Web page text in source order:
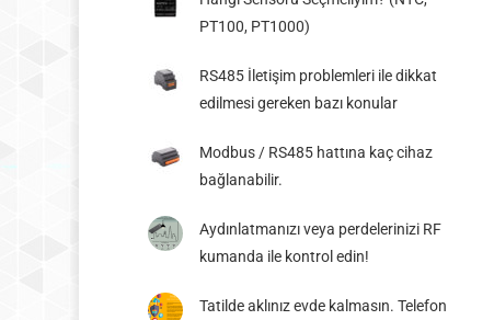
PT100, PT1000)
RS485 İletişim problemleri ile dikkat
edilmesi gereken bazı konular
Modbus / RS485 hattına kaç cihaz
bağlanabilir.
Aydınlatmanızı veya perdelerinizi RF
kumanda ile kontrol edin!
Tatilde aklınız evde kalmasın. Telefon